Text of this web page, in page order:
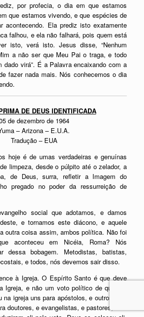
por profecia, o dia em que estamos
que estamos vivendo, e que espécies de
acontecendo. Ela prediz isto exatamente
falhou, e ela não falhará, pois quem está
isto, verá isto. Jesus disse, “Nenhum
a não ser que Meu Pai o traga, e todo
dado virá”. É a Palavra encaixando com a
fazer nada mais. Nós conhecemos o dia
DE DEUS IDENTIFICADA
de dezembro de 1964
– Arizona – E.U.A.
Tradução – EUA
hoje é de umas verdadeiras e genuínas
limpeza, desde o púlpito até o zelador, a
de Deus, surra, refletir a Imagem do
pregado no poder da ressurreição de
social que adotamos, e damos
e tornamos este diácono, e aquele
outra coisa assim, ambos política. Não foi
aconteceu em Nicéia, Roma? Nós
dessa bobagem. Metodistas, batistas,
e todos, nós devemos sair disso.
à Igreja. O Espírito Santo é que deve
Igreja, e não um voto político de quem é
na igreja uns para apóstolos, e outros para
doutores, e evangelistas, e pastores,” não